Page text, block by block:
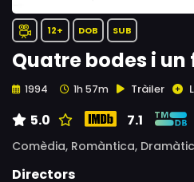
12+ DOB SUB
Quatre bodes i
1994 1h 57m Tràiler
5.0 7.1
Comèdia, Romàntica,
Directors